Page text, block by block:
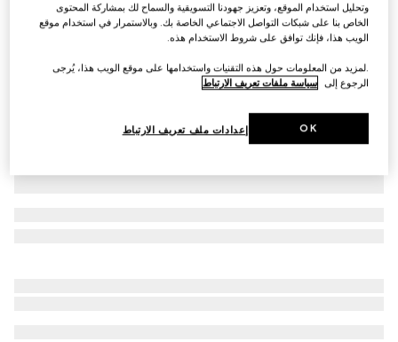
تنويعاتأبيض
وتحليل استخدام الموقع، وتعزيز جهودنا التسويقية والسماح لك بمشاركة المحتوى
الخاص بنا على شبكات التواصل الاجتماعي الخاصة بك. وبالاستمرار في استخدام موقع
الويب هذا، فإنك توافق على شروط الاستخدام هذه.
.لمزيد من المعلومات حول هذه التقنيات واستخدامها على موقع الويب هذا، يُرجى
الرجوع إلى سياسة ملفات تعريف الارتباط
إعدادات ملف تعريف الارتباط OK